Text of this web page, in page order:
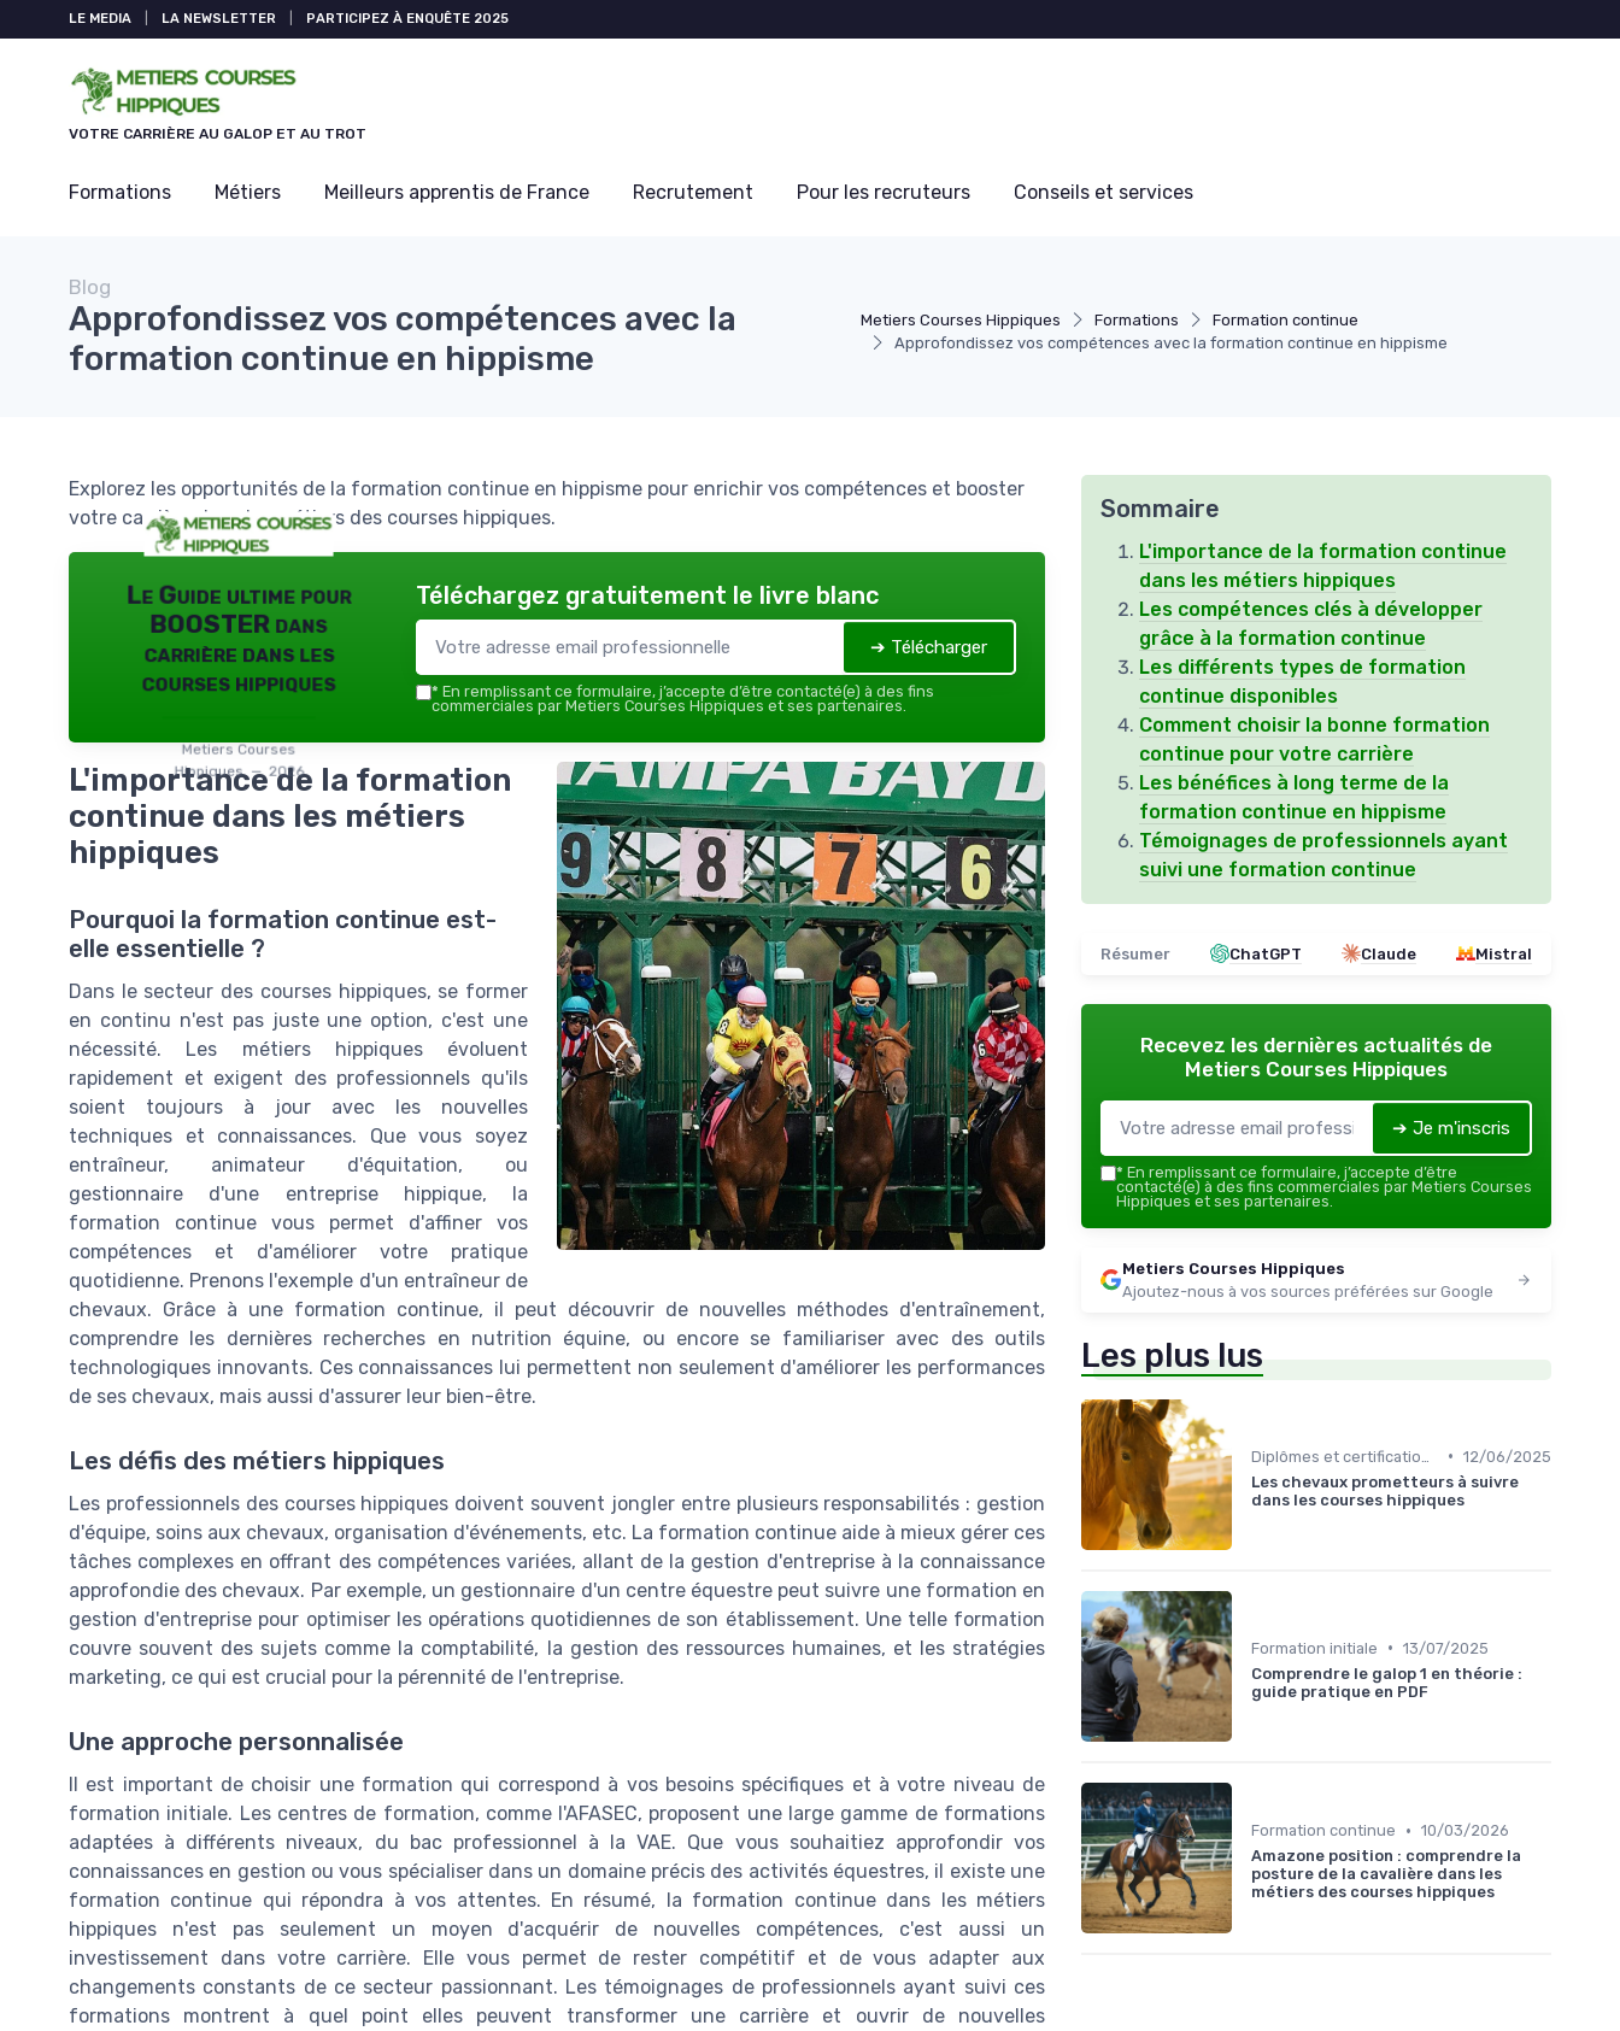
LE MEDIA LA NEWSLETTER PARTICIPEZ À ENQUÊTE 2025
VOTRE CARRIÈRE AU GALOP ET AU TROT
Formations Métiers Meilleurs apprentis de France Recrutement Pour les recruteurs Conseils et services
Metiers Courses Hippiques Formations
Formation continue
Approfondissez vos compétences avec la formation continue en hippisme
Blog
Approfondissez vos compétences avec la
formation continue en hippisme
Explorez les opportunités de la formation continue en hippisme pour enrichir vos compétences et booster
votre carrière dans les métiers des courses hippiques.
Le Guide ultime pour
BOOSTER dans
carrière dans les
courses hippiques
Metiers Courses
Hippiques — 2026
Téléchargez gratuitement le livre blanc
➔ Télécharger
* En remplissant ce formulaire, j’accepte d’être contacté(e) à des fins
commerciales par Metiers Courses Hippiques et ses partenaires.
L'importance de la formation
continue dans les métiers
hippiques
Pourquoi la formation continue est-
elle essentielle ?
Dans le secteur des courses hippiques, se former
en continu n'est pas juste une option, c'est une
nécessité. Les métiers hippiques évoluent
rapidement et exigent des professionnels qu'ils
soient toujours à jour avec les nouvelles
techniques et connaissances. Que vous soyez
entraîneur, animateur d'équitation, ou
gestionnaire d'une entreprise hippique, la
formation continue vous permet d'affiner vos
compétences et d'améliorer votre pratique
quotidienne. Prenons l'exemple d'un entraîneur de
chevaux. Grâce à une formation continue, il peut découvrir de nouvelles méthodes d'entraînement,
comprendre les dernières recherches en nutrition équine, ou encore se familiariser avec des outils
technologiques innovants. Ces connaissances lui permettent non seulement d'améliorer les performances
de ses chevaux, mais aussi d'assurer leur bien-être.
Les défis des métiers hippiques
Les professionnels des courses hippiques doivent souvent jongler entre plusieurs responsabilités : gestion
d'équipe, soins aux chevaux, organisation d'événements, etc. La formation continue aide à mieux gérer ces
tâches complexes en offrant des compétences variées, allant de la gestion d'entreprise à la connaissance
approfondie des chevaux. Par exemple, un gestionnaire d'un centre équestre peut suivre une formation en
gestion d'entreprise pour optimiser les opérations quotidiennes de son établissement. Une telle formation
couvre souvent des sujets comme la comptabilité, la gestion des ressources humaines, et les stratégies
marketing, ce qui est crucial pour la pérennité de l'entreprise.
Une approche personnalisée
Il est important de choisir une formation qui correspond à vos besoins spécifiques et à votre niveau de
formation initiale. Les centres de formation, comme l'AFASEC, proposent une large gamme de formations
adaptées à différents niveaux, du bac professionnel à la VAE. Que vous souhaitiez approfondir vos
connaissances en gestion ou vous spécialiser dans un domaine précis des activités équestres, il existe une
formation continue qui répondra à vos attentes. En résumé, la formation continue dans les métiers
hippiques n'est pas seulement un moyen d'acquérir de nouvelles compétences, c'est aussi un
investissement dans votre carrière. Elle vous permet de rester compétitif et de vous adapter aux
changements constants de ce secteur passionnant. Les témoignages de professionnels ayant suivi ces
formations montrent à quel point elles peuvent transformer une carrière et ouvrir de nouvelles
Sommaire
L'importance de la formation continue
dans les métiers hippiques
Les compétences clés à développer
grâce à la formation continue
Les différents types de formation
continue disponibles
Comment choisir la bonne formation
continue pour votre carrière
Les bénéfices à long terme de la
formation continue en hippisme
Témoignages de professionnels ayant
suivi une formation continue
Résumer ChatGPT Claude Mistral
Recevez les dernières actualités de
Metiers Courses Hippiques
➔ Je m'inscris
* En remplissant ce formulaire, j’accepte d’être
contacté(e) à des fins commerciales par Metiers Courses
Hippiques et ses partenaires.
Metiers Courses Hippiques
Ajoutez-nous à vos sources préférées sur Google
Les plus lus
• 12/06/2025
Les chevaux prometteurs à suivre
dans les courses hippiques
Formation initiale • 13/07/2025
Comprendre le galop 1 en théorie :
guide pratique en PDF
Formation continue • 10/03/2026
Amazone position : comprendre la
posture de la cavalière dans les
métiers des courses hippiques
Panneau de gestion des cookies